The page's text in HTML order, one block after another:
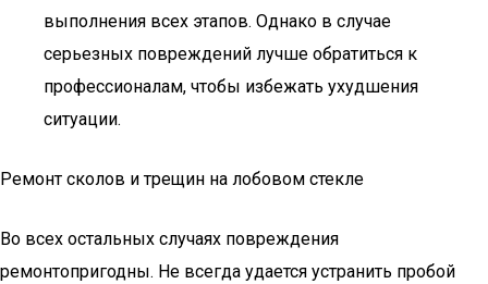
выполнения всех этапов. Однако в случае
серьезных повреждений лучше обратиться к
профессионалам, чтобы избежать ухудшения
ситуации.
Ремонт сколов и трещин на лобовом стекле
Во всех остальных случаях повреждения
ремонтопригодны. Не всегда удается устранить пробой